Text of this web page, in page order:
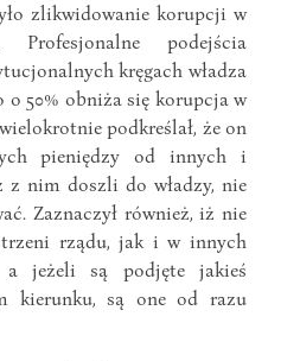
zlikwidowanie korupcji w
Profesjonalne podejścia
kręgach władza
o 50% obniża się korupcja w
podkreślał, że on
pieniędzy od innych i
z nim doszli do władzy, nie
Zaznaczył również, iż nie
rządu, jak i w innych
a jeżeli są podjęte jakieś
kierunku, są one od razu